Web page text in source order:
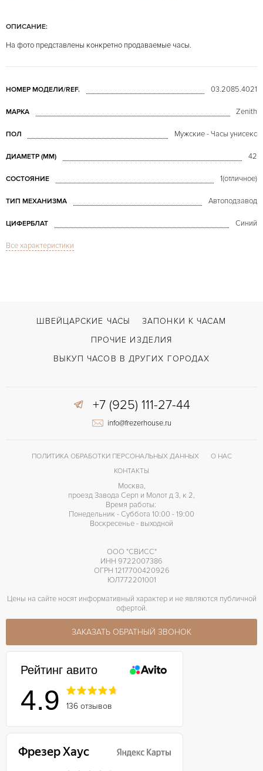
ОПИСАНИЕ:
На фото представлены конкретно продаваемые часы.
НОМЕР МОДЕЛИ/REF. 03.2085.4021
МАРКА Zenith
ПОЛ Мужские - Часы унисекс
ДИАМЕТР (MM) 42
СОСТОЯНИЕ 1(отличное)
ТИП МЕХАНИЗМА Автоподзавод
ЦИФЕРБЛАТ Синий
СТЕКЛО
Двойной сложности застежка
Индикатор резерва хода
Все характеристики
ШВЕЙЦАРСКИЕ ЧАСЫ
ЗАПОНКИ К ЧАСАМ
ПРОЧИЕ ИЗДЕЛИЯ
ВЫКУП ЧАСОВ В ДРУГИХ ГОРОДАХ
+7 (925) 111-27-44
info@frezerhouse.ru
ПОЛИТИКА ОБРАБОТКИ ПЕРСОНАЛЬНЫХ ДАННЫХ
О НАС
КОНТАКТЫ
Москва,
проезд Завода Серп и Молот д 3, к 2,
Время работы:
Понедельник - Суббота 10:00 - 19:00
Воскресенье - выходной
ООО "СВИСС"
ИНН 9722007386
ОГРН 1217700420926
ЮЛ772201001
Цены на сайте носят информативный характер и не являются публичной
офертой.
ЗАКАЗАТЬ ОБРАТНЫЙ ЗВОНОК
Рейтинг авито
4.9 136 отзывов